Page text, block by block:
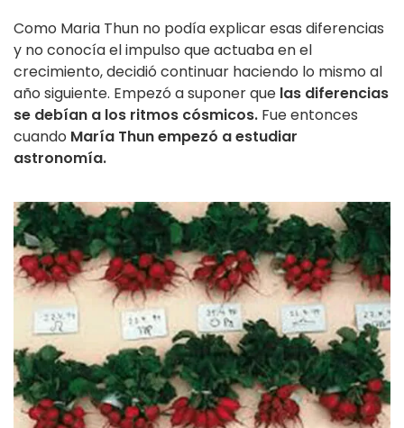
Como Maria Thun no podía explicar esas diferencias
y no conocía el impulso que actuaba en el
crecimiento, decidió continuar haciendo lo mismo al
año siguiente. Empezó a suponer que las diferencias
se debían a los ritmos cósmicos. Fue entonces
cuando María Thun empezó a estudiar
astronomía.